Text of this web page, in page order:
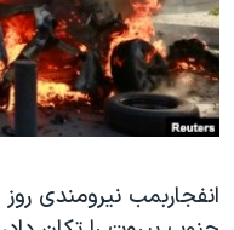
فرهنگ و زندگی
حقوق شهروندی
اقتصادی
اسرائیل در جنگ
مستندها
انتخابات ریاست جمهوری
حمله جمهوری اسلامی به
ورزش زنان در ایران
دنبال کنید
زبانهای مختلف
انفجاربمب نیرومندی